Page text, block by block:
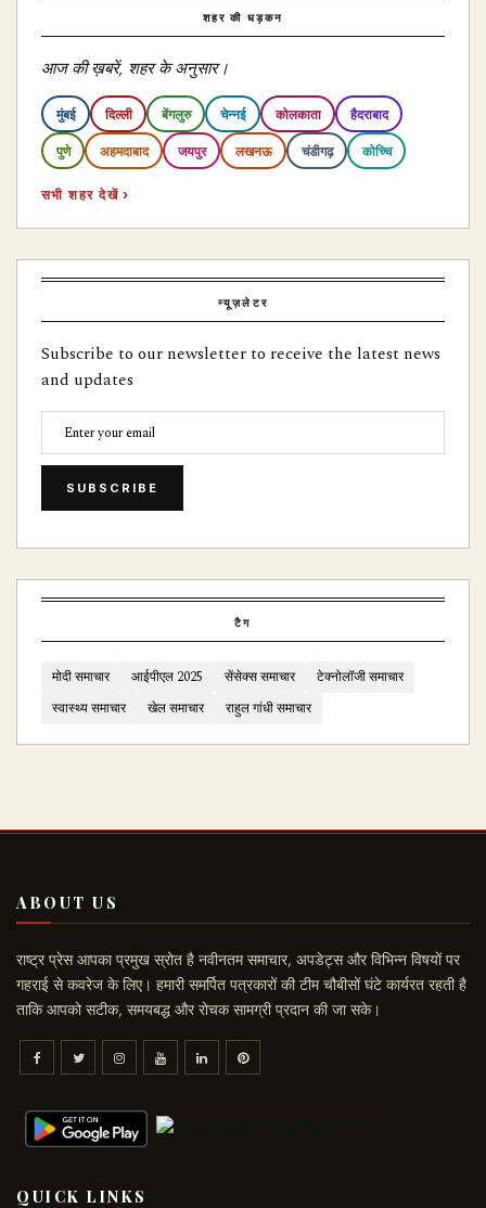
शहर की धड़कन
आज की ख़बरें, शहर के अनुसार।
मुंबई दिल्ली बेंगलुरु चेन्नई कोलकाता हैदराबाद
पुणे अहमदाबाद जयपुर लखनऊ चंडीगढ़ कोच्चि
सभी शहर देखें ›
न्यूज़लेटर
Subscribe to our newsletter to receive the latest news
and updates
SUBSCRIBE
टैग
मोदी समाचार आईपीएल 2025 सेंसेक्स समाचार
टेक्नोलॉजी समाचार
स्वास्थ्य समाचार
खेल समाचार राहुल गांधी समाचार
ABOUT US
राष्ट्र प्रेस आपका प्रमुख स्रोत है नवीनतम समाचार, अपडेट्स और विभिन्न विषयों पर
गहराई से कवरेज के लिए। हमारी समर्पित पत्रकारों की टीम चौबीसों घंटे कार्यरत रहती है
ताकि आपको सटीक, समयबद्ध और रोचक सामग्री प्रदान की जा सके।
QUICK LINKS